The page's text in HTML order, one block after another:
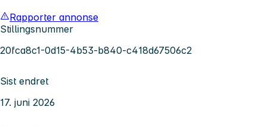
Rapporter annonse
Stillingsnummer
20fca8c1-0d15-4b53-b840-c418d67506c2
Sist endret
17. juni 2026